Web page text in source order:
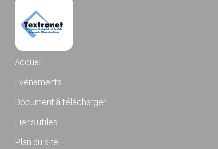
Accueil
Événements
Document à télécharger
Liens utiles
Plan du site